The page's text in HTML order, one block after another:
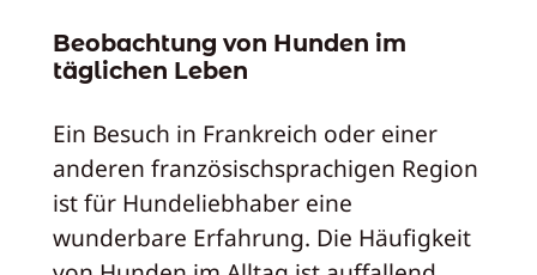
Beobachtung von Hunden im
täglichen Leben
Ein Besuch in Frankreich oder einer
anderen französischsprachigen Region
ist für Hundeliebhaber eine
wunderbare Erfahrung. Die Häufigkeit